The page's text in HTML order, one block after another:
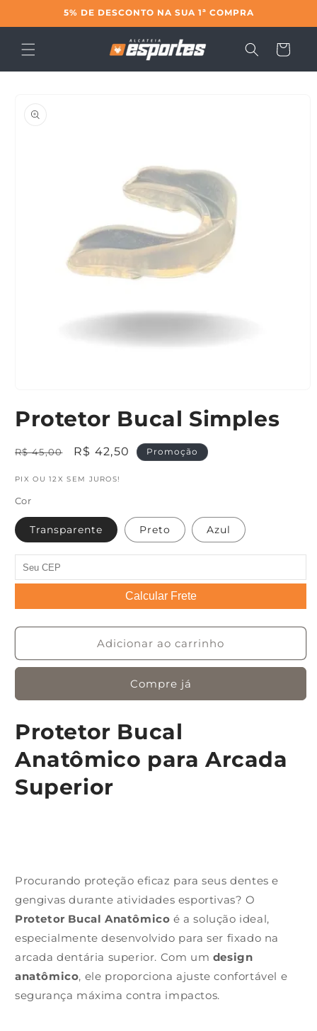
conteúdo
5% DE DESCONTO NA SUA 1ª COMPRA
Carrinho
informações
na
modal
Protetor Bucal Simples
Preço
R$ 45,00
Preço
R$ 42,50 Promoção
PIX OU 12X SEM JUROS!
Cor
Transparente Preto Azul
Calcular Frete
Adicionar ao carrinho
Compre já
Protetor Bucal
Anatômico para Arcada
Superior
Procurando proteção eficaz para seus dentes e
gengivas durante atividades esportivas? O
Protetor Bucal Anatômico é a solução ideal,
especialmente desenvolvido para ser fixado na
arcada dentária superior. Com um design
anatômico, ele proporciona ajuste confortável e
segurança máxima contra impactos.